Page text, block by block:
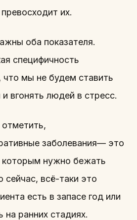
их.
оба показателя.
специфичность
что мы не будем ставить
вгонять людей в стресс.
заболевания— это
которым нужно бежать
сейчас, всё-таки это
есть в запасе год или
на ранних стадиях.